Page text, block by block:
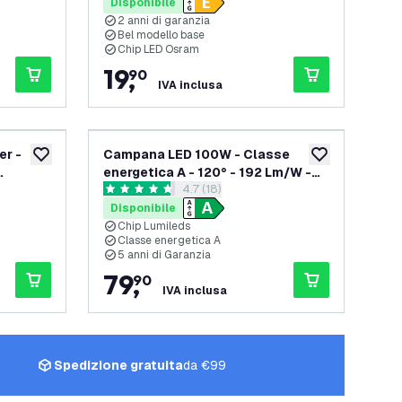
2 anni di garanzia
Bel modello base
Chip LED Osram
19,
90
IVA inclusa
aggiungi alla lista desideri
-
recensioni
aggiungi alla
Campana LED 100W - Classe
energetica A - 120° - 192 Lm/W -
6000K - IP65 - Dimmerabile
apri il cassetto delle recensioni
4.7 stelle di valutazione
4.7 (18)
Disponibile
Chip Lumileds
Classe energetica A
5 anni di Garanzia
79,
90
IVA inclusa
Spedizione gratuitada €99